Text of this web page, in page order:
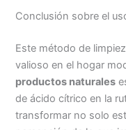
Conclusión sobre el
Este método de
valioso en el hogar
productos naturales
de ácido cítrico en la
transformar no solo